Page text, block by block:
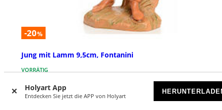
Holyart App
Entdecken Sie jetzt die APP von Holyart
-20%
Jung mit Lamm 9,5cm, Fontanini
VORRÄTIG
€ 6,29 € 7,90